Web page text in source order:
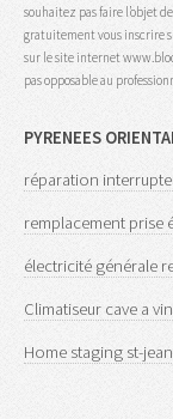
souhaitez pas faire l’objet
gratuitement vous inscrire
sur le site internet
pas opposable au
PYRENEES
réparation
remplacement prise
électricité générale
Climatiseur cave a
Home staging st-